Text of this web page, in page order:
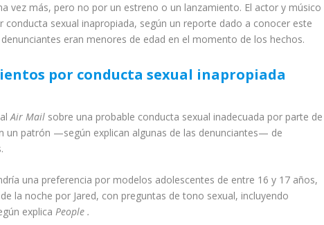
vez más, pero no por un estreno o un lanzamiento. El actor y músico
sexual inapropiada, según un reporte dado a conocer este
eran menores de edad en el momento de los hechos.
por conducta sexual inapropiada
Air Mail sobre una probable conducta sexual inadecuada por parte de
un patrón —según explican algunas de las denunciantes— de
una preferencia por modelos adolescentes de entre 16 y 17 años,
la noche por Jared, con preguntas de tono sexual, incluyendo
explicaPeople .